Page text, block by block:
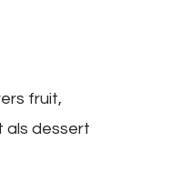
fruit,
als dessert